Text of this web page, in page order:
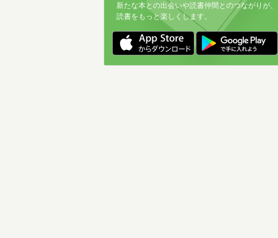
新たな本との出会いや読書仲間とのつながりが、
読書をもっと楽しくします。